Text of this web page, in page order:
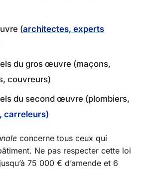
(architectes, experts
du gros œuvre (maçons,
couvreurs)
du second œuvre (plombiers,
carreleurs)
concerne tous ceux qui
Ne pas respecter cette loi
75 000 € d’amende et 6